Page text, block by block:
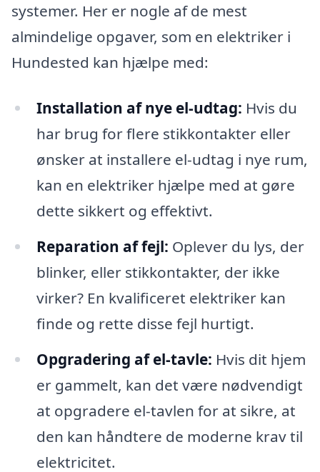
systemer. Her er nogle af de mest
almindelige opgaver, som en elektriker i
Hundested kan hjælpe med:
Installation af nye el-udtag: Hvis du
har brug for flere stikkontakter eller
ønsker at installere el-udtag i nye rum,
kan en elektriker hjælpe med at gøre
dette sikkert og effektivt.
Reparation af fejl: Oplever du lys, der
blinker, eller stikkontakter, der ikke
virker? En kvalificeret elektriker kan
finde og rette disse fejl hurtigt.
Opgradering af el-tavle: Hvis dit hjem
er gammelt, kan det være nødvendigt
at opgradere el-tavlen for at sikre, at
den kan håndtere de moderne krav til
elektricitet.